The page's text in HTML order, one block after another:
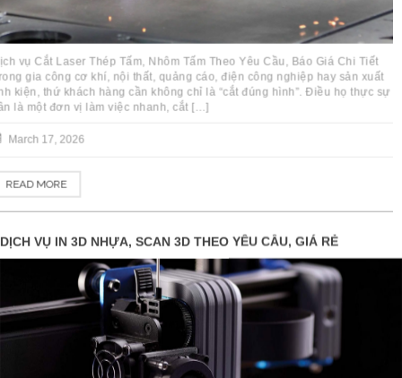
Dịch vụ Cắt Laser Thép Tấm, Nhôm Tấm Theo Yêu Cầu, Báo Giá Chi Tiết
Trong gia công cơ khí, nội thất, quảng cáo, điện công nghiệp hay sản xuất
linh kiện, thứ khách hàng cần không chỉ là “cắt đúng hình”. Điều họ thực sự
cần là một đơn vị làm việc nhanh, cắt […]
READ MORE